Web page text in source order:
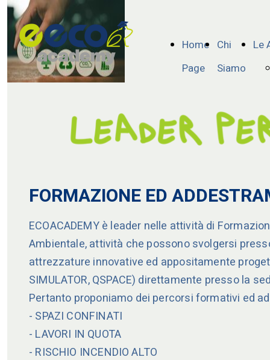
Home
Page
Chi
Siamo
Le
FORMAZIONE ED
ECOACADEMY è leader nelle attività di
Ambientale, attività che possono svolgersi
attrezzature innovative ed appositamente
SIMULATOR, QSPACE) direttamente presso la
Pertanto proponiamo dei percorsi formativi ed
- SPAZI CONFINATI
- LAVORI IN QUOTA
- RISCHIO INCENDIO ALTO